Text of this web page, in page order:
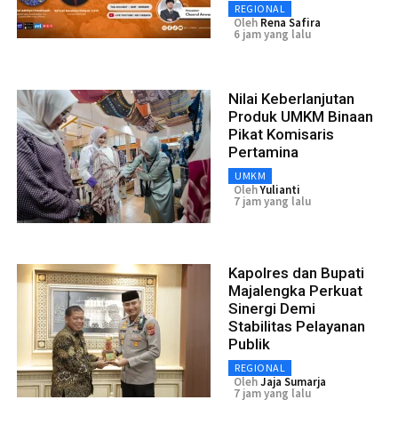
REGIONAL
Oleh Rena Safira
6 jam yang lalu
Nilai Keberlanjutan
Produk UMKM Binaan
Pikat Komisaris
Pertamina
UMKM
OlehYulianti
7 jam yang lalu
Kapolres dan Bupati
Majalengka Perkuat
Sinergi Demi
Stabilitas Pelayanan
Publik
REGIONAL
OlehJaja Sumarja
7 jam yang lalu